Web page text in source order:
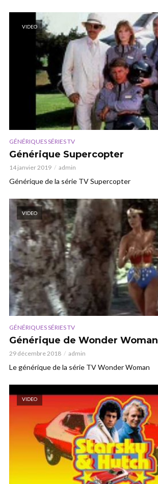
VIDEO
GÉNÉRIQUES SÉRIES TV
Générique Supercopter
14 janvier 2019 admin
Générique de la série TV Supercopter
VIDEO
GÉNÉRIQUES SÉRIES TV
Générique de Wonder Woman
29 décembre 2018 admin
Le générique de la série TV Wonder Woman
VIDEO